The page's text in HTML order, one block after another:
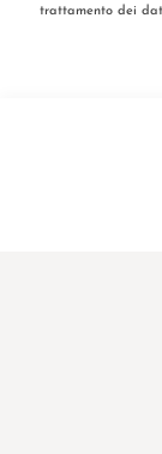
trattamento dei